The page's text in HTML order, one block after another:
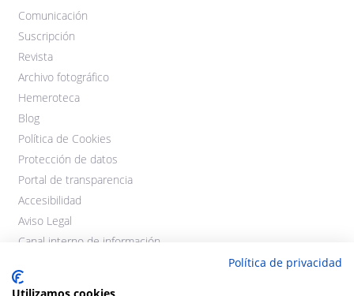
Comunicación
Suscripción
Revista
Archivo fotográfico
Hemeroteca
Blog
Política de Cookies
Protección de datos
Portal de transparencia
Accesibilidad
Aviso Legal
Canal interno de información
Política de privacidad